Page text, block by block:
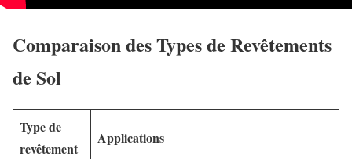
Comparaison des Types de Revêtements
de Sol
Type de
revêtement
Applications